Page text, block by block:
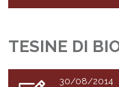
TESINE DI
30/08/2014